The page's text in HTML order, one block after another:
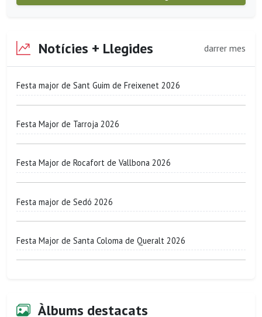
Notícies + Llegides darrer mes
Festa major de Sant Guim de Freixenet 2026
Festa Major de Tarroja 2026
Festa Major de Rocafort de Vallbona 2026
Festa major de Sedó 2026
Festa Major de Santa Coloma de Queralt 2026
Àlbums destacats